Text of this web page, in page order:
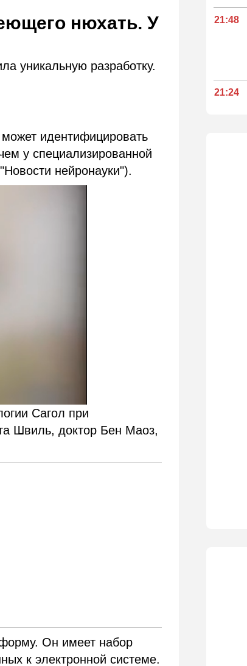
нюхать. У
уникальную разработку.
идентифицировать
у специализированной
нейронауки").
Сагол при
Швиль, доктор Бен Маоз,
Он имеет набор
к электронной системе.
21:48
21:24